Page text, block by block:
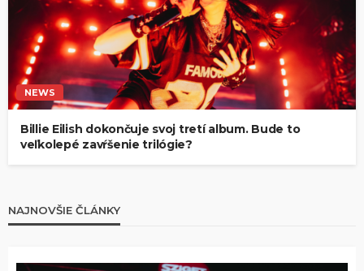
NEWS
Billie Eilish dokončuje svoj tretí album. Bude to
veľkolepé zavŕšenie trilógie?
NAJNOVŠIE ČLÁNKY